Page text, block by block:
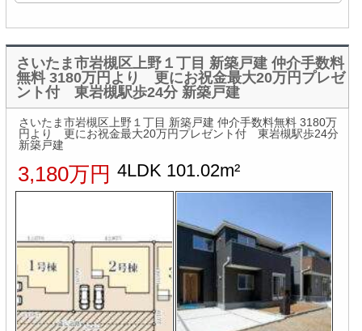
さいたま市岩槻区上野１丁目 新築戸建 仲介手数料
無料 3180万円より 更にお祝金最大20万円プレゼ
ント付 東岩槻駅歩24分 新築戸建
さいたま市岩槻区上野１丁目 新築戸建 仲介手数料無料 3180万
円より 更にお祝金最大20万円プレゼント付 東岩槻駅歩24分
新築戸建
3,180万円 4LDK 101.02m²